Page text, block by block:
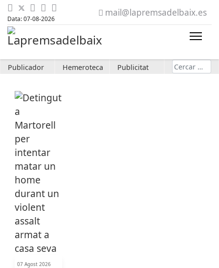
Data: 07-08-2026
mail@lapremsadelbaix.es
Publicador Hemeroteca Publicitat Cerca
07 Agost 2026